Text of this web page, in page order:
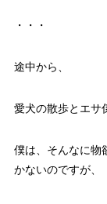
・・・
途中から、
愛犬の散歩とエサ
僕は、そんなに物
かないのですが、